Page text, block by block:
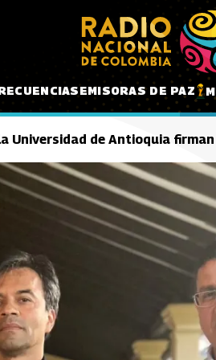
EMISORAS DE PAZ
Universidad de Antioquia